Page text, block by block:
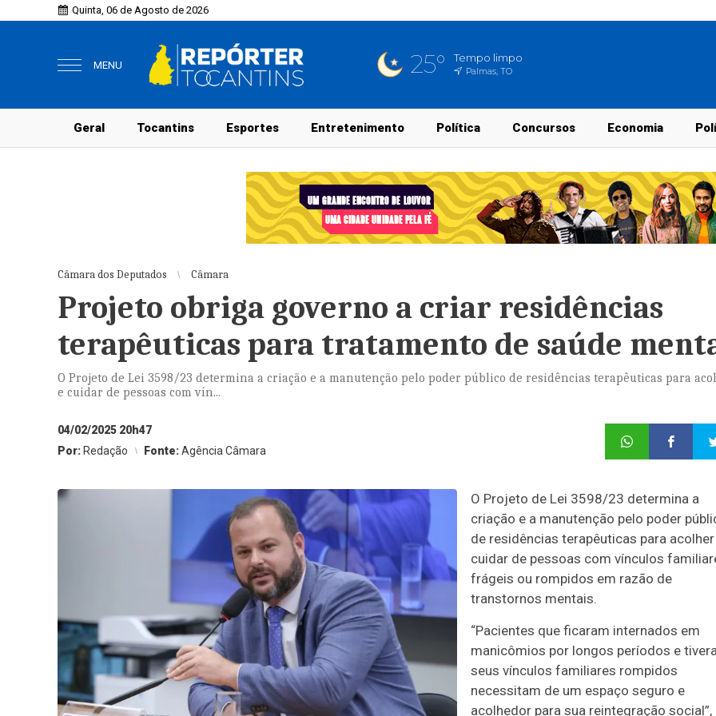
Quinta, 06 de Agosto de 2026
MENU 25° Tempo limpo
Palmas, TO
Geral Tocantins Esportes Entretenimento Política Concursos Economia
Câmara dos Deputados Câmara
Projeto obriga governo a criar residências
terapêuticas para tratamento de saúde
O Projeto de Lei 3598/23 determina a criação e a manutenção pelo poder público de residências terapêuticas para
e cuidar de pessoas com vín...
04/02/2025 20h47
Por: Redação Fonte:Agência Câmara
O Projeto de Lei 3598/23 determina a
criação e a manutenção pelo poder
de residências terapêuticas para
cuidar de pessoas com vínculos
frágeis ou rompidos em razão de
transtornos mentais.
“Pacientes que ficaram internados em
manicômios por longos períodos e
seus vínculos familiares rompidos
necessitam de um espaço seguro e
acolhedor para sua reintegração social”,